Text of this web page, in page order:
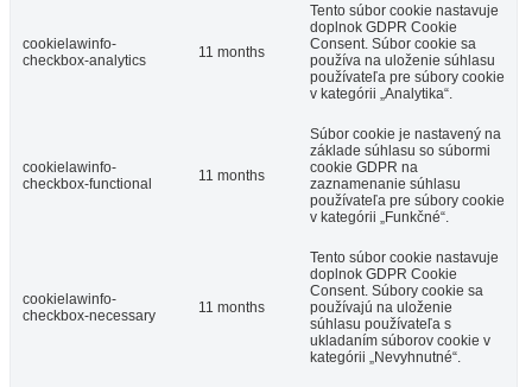
cookielawinfo-
checkbox-analytics
11 months
Tento súbor cookie nastavuje
doplnok GDPR Cookie
Consent. Súbor cookie sa
používa na uloženie súhlasu
používateľa pre súbory cookie
v kategórii „Analytika“.
cookielawinfo-
checkbox-functional
11 months
Súbor cookie je nastavený na
základe súhlasu so súbormi
cookie GDPR na
zaznamenanie súhlasu
používateľa pre súbory cookie
v kategórii „Funkčné“.
cookielawinfo-
checkbox-necessary
11 months
Tento súbor cookie nastavuje
doplnok GDPR Cookie
Consent. Súbory cookie sa
používajú na uloženie
súhlasu používateľa s
ukladaním súborov cookie v
kategórii „Nevyhnutné“.